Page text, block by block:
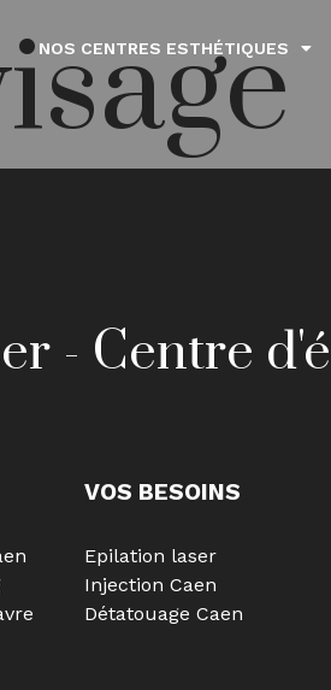
NOS CENTRES ESTHÉTIQUES
- Centre
VOS BESOINS
Epilation laser
Injection Caen
Détatouage Caen